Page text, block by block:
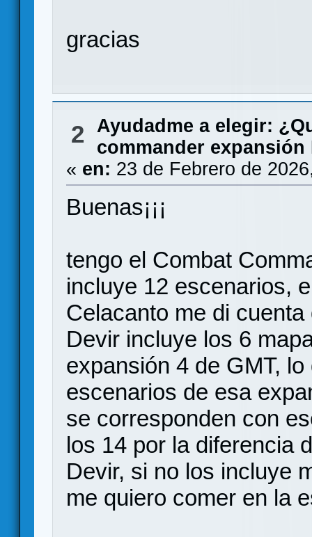
gracias
2
Ayudadme a elegir:
commander expansión
« en: 23 de Febrero de
Buenas¡¡¡
tengo el Combat
incluye 12 escenarios,
Celacanto me di
Devir incluye los 6
expansión 4 de GMT,
escenarios de esa
se corresponden con
los 14 por la diferencia
Devir, si no los incluye
me quiero comer en la